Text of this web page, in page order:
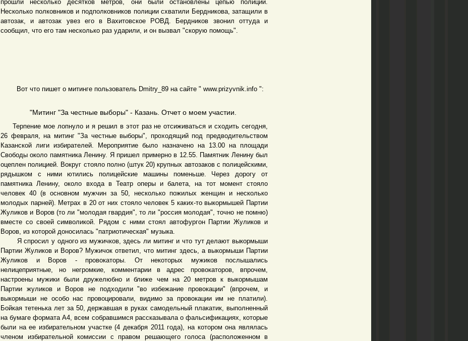
прошли несколько десятков метров, они были остановлены цепью полиции.
Несколько полковников и подполковников полиции схватили Бердникова, затащили в
автозак, и автозак увез его в Вахитовское РОВД. Бердников звонил оттуда и
сообщил, что его там несколько раз ударили, и он вызвал "скорую помощь".
Вот что пишет о митинге пользователь Dmitry_89 на сайте " www.prizyvnik.info ":
"Митинг "За честные выборы" - Казань. Отчет о моем участии.
Терпение мое лопнуло и я решил в этот раз не отсиживаться и сходить сегодня,
26 февраля, на митинг "За честные выборы", проходящий под предводительством
Казанской лиги избирателей. Мероприятие было назначено на 13.00 на площади
Свободы около памятника Ленину. Я пришел примерно в 12.55. Памятник Ленину был
оцеплен полицией. Вокруг стояло полно (штук 20) крупных автозаков с полицейскими,
рядышком с ними ютились полицейские машины поменьше. Через дорогу от
памятника Ленину, около входа в Театр оперы и балета, на тот момент стояло
человек 40 (в основном мужчин за 50, несколько пожилых женщин и несколько
молодых парней). Метрах в 20 от них стояло человек 5 каких-то выкормышей Партии
Жуликов и Воров (то ли "молодая гвардия", то ли "россия молодая", точно не помню)
вместе со своей символикой. Рядом с ними стоял автофургон Партии Жуликов и
Воров, из которой доносилась "патриотическая" музыка.
Я спросил у одного из мужичков, здесь ли митинг и что тут делают выкормыши
Партии Жуликов и Воров? Мужичок ответил, что митинг здесь, а выкормыши Партии
Жуликов и Воров - провокаторы. От некоторых мужиков послышались
нелицеприятные, но негромкие, комментарии в адрес провокаторов, впрочем,
настроены мужики были дружелюбно и ближе чем на 20 метров к выкормышам
Партии жуликов и Воров не подходили "во избежание провокации" (впрочем, и
выкормыши не особо нас провоцировали, видимо за провокации им не платили).
Бойкая тетенька лет за 50, державшая в руках самодельный плакатик, выполненный
на бумаге формата А4, всем собравшимся рассказывала о фальсификациях, которые
были на ее избирательном участке (4 декабря 2011 года), на котором она являлась
членом избирательной комиссии с правом решающего голоса (расположенном в